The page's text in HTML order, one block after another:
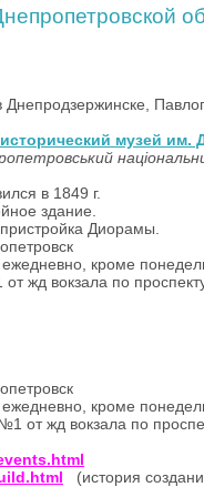
Днепродзержинске,
музей им.
в 1849 г.
здание.
Диорамы.
кроме
жд вокзала по
кроме
от жд вокзала по
(история